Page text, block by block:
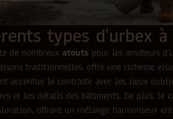
types d'urbex à
de nombreux atouts pour les amateurs
traditionnelles, offre une richesse
accentue le contraste avec les lieux
et les détails des bâtiments. De plus, le
offrant un mélange harmonieux